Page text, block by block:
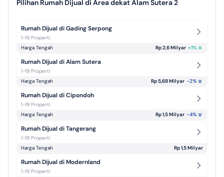
Pilihan Rumah Dijual di Area dekat Alam Sutera 2
Rumah Dijual di Gading Serpong
1-19 Properti
Harga Tengah
Rp 2,6 Milyar +1%
Rumah Dijual di Alam Sutera
1-19 Properti
Harga Tengah
Rp 5,68 Milyar -2%
Rumah Dijual di Cipondoh
1-19 Properti
Harga Tengah
Rp 1,5 Milyar -4%
Rumah Dijual di Tangerang
1-19 Properti
Harga Tengah
Rp 1,5 Milyar
Rumah Dijual di Modernland
1-19 Properti